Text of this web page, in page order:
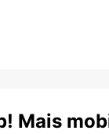
Mais